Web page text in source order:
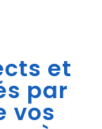
et
par
vos